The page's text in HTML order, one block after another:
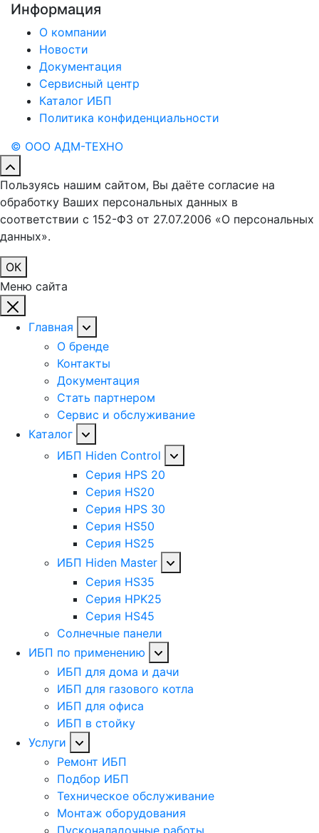
Информация
О компании
Новости
Документация
Сервисный центр
Каталог ИБП
Политика конфиденциальности
© ООО АДМ-ТЕХНО
Пользуясь нашим сайтом, Вы даёте согласие на
обработку Ваших персональных данных в
соответствии с 152-ФЗ от 27.07.2006 «О персональных
данных».
ОК
Меню сайта
Главная
О бренде
Контакты
Документация
Стать партнером
Сервис и обслуживание
Каталог
ИБП Hiden Control
Серия HPS 20
Серия HS20
Серия HPS 30
Серия HS50
Серия HS25
ИБП Hiden Master
Серия HS35
Серия HPK25
Серия HS45
Солнечные панели
ИБП по применению
ИБП для дома и дачи
ИБП для газового котла
ИБП для офиса
ИБП в стойку
Услуги
Ремонт ИБП
Подбор ИБП
Техническое обслуживание
Монтаж оборудования
Пусконаладочные работы